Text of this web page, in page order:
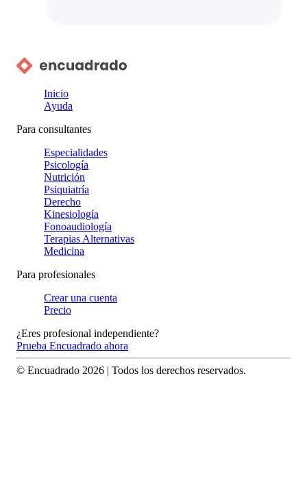
Inicio
Ayuda
Para consultantes
Especialidades
Psicología
Nutrición
Psiquiatría
Derecho
Kinesiología
Fonoaudiología
Terapias Alternativas
Medicina
Para profesionales
Crear una cuenta
Precio
¿Eres profesional independiente?
Prueba Encuadrado ahora
© Encuadrado 2026 | Todos los derechos reservados.